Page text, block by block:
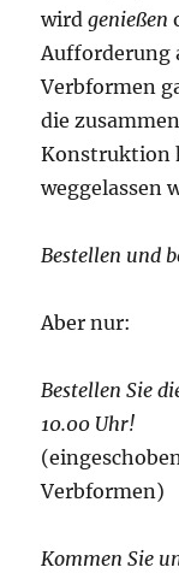
wirdgenießen
Aufforderung
Verbformen
die
Konstruktion
weggelassen
Bestellen und
Aber nur:
Bestellen Sie
10.00 Uhr!
Verbformen)
Kommen Sie